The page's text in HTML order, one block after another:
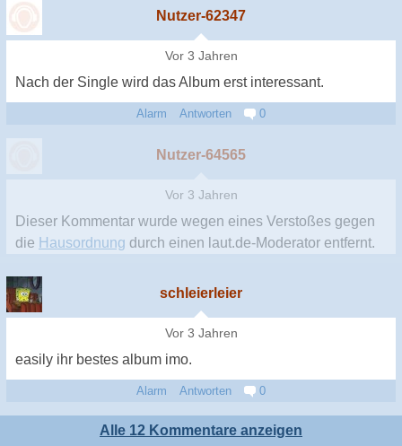
Nutzer-62347
Vor 3 Jahren
Nach der Single wird das Album erst interessant.
Alarm Antworten 0
Nutzer-64565
Vor 3 Jahren
Dieser Kommentar wurde wegen eines Verstoßes gegen
die Hausordnung durch einen laut.de-Moderator entfernt.
schleierleier
Vor 3 Jahren
easily ihr bestes album imo.
Alarm Antworten 0
Alle 12 Kommentare anzeigen